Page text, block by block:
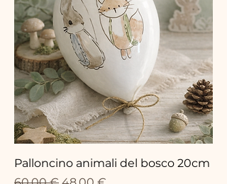
Palloncino animali del bosco 20cm
Prix originalPrix promotionnel